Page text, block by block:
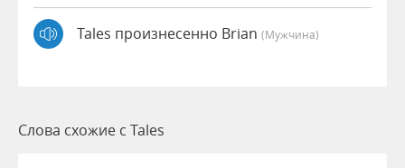
Tales произнесенно Brian (мужчина)
Слова схожие с Tales